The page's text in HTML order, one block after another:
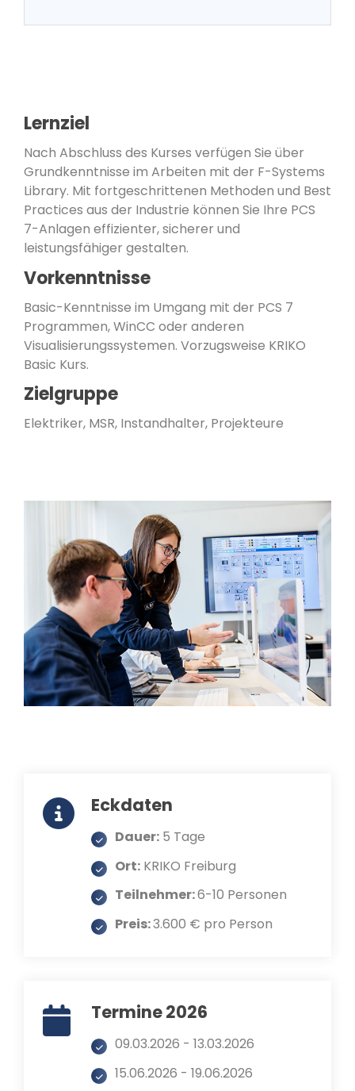
Lernziel
Nach Abschluss des Kurses verfügen Sie über
Grundkenntnisse im Arbeiten mit der F-Systems
Library. Mit fortgeschrittenen Methoden und Best
Practices aus der Industrie können Sie Ihre PCS
7-Anlagen effizienter, sicherer und
leistungsfähiger gestalten.
Vorkenntnisse
Basic-Kenntnisse im Umgang mit der PCS 7
Programmen, WinCC oder anderen
Visualisierungssystemen. Vorzugsweise KRIKO
Basic Kurs.
Zielgruppe
Elektriker, MSR, Instandhalter, Projekteure
Eckdaten
Dauer: 5 Tage
Ort: KRIKO Freiburg
Teilnehmer:6-10 Personen
Preis:3.600 € pro Person
Termine 2026
09.03.2026 - 13.03.2026
15.06.2026 - 19.06.2026